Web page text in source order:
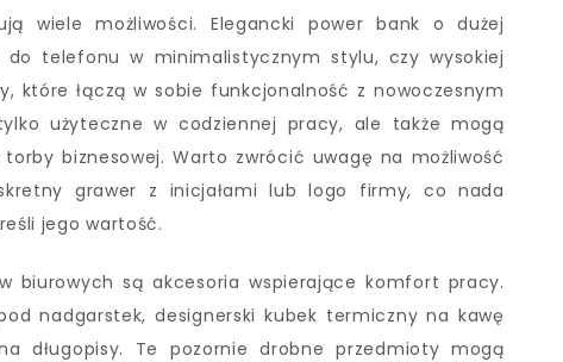
wiele możliwości. Elegancki power bank o dużej
do telefonu w minimalistycznym stylu, czy wysokiej
które łączą w sobie funkcjonalność z nowoczesnym
użyteczne w codziennej pracy, ale także mogą
biznesowej. Warto zwrócić uwagę na możliwość
grawer z inicjałami lub logo firmy, co nada
jego wartość.
biurowych są akcesoria wspierające komfort pracy.
nadgarstek, designerski kubek termiczny na kawę
długopisy. Te pozornie drobne przedmioty mogą